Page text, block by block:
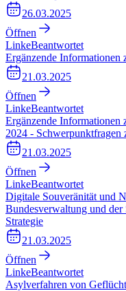
26.03.2025
Öffnen
LinkeBeantwortet
Ergänzende Informationen
21.03.2025
Öffnen
LinkeBeantwortet
Ergänzende Informationen
2024 - Schwerpunktfragen
21.03.2025
Öffnen
LinkeBeantwortet
Digitale Souveränität und
Bundesverwaltung und der
Strategie
21.03.2025
Öffnen
LinkeBeantwortet
Asylverfahren von